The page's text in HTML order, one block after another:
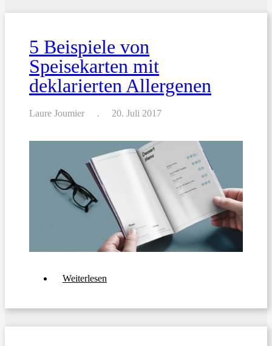
5 Beispiele von
Speisekarten mit
deklarierten Allergenen
Laure Joumier 20. Juli 2017
Weiterlesen
von
mit